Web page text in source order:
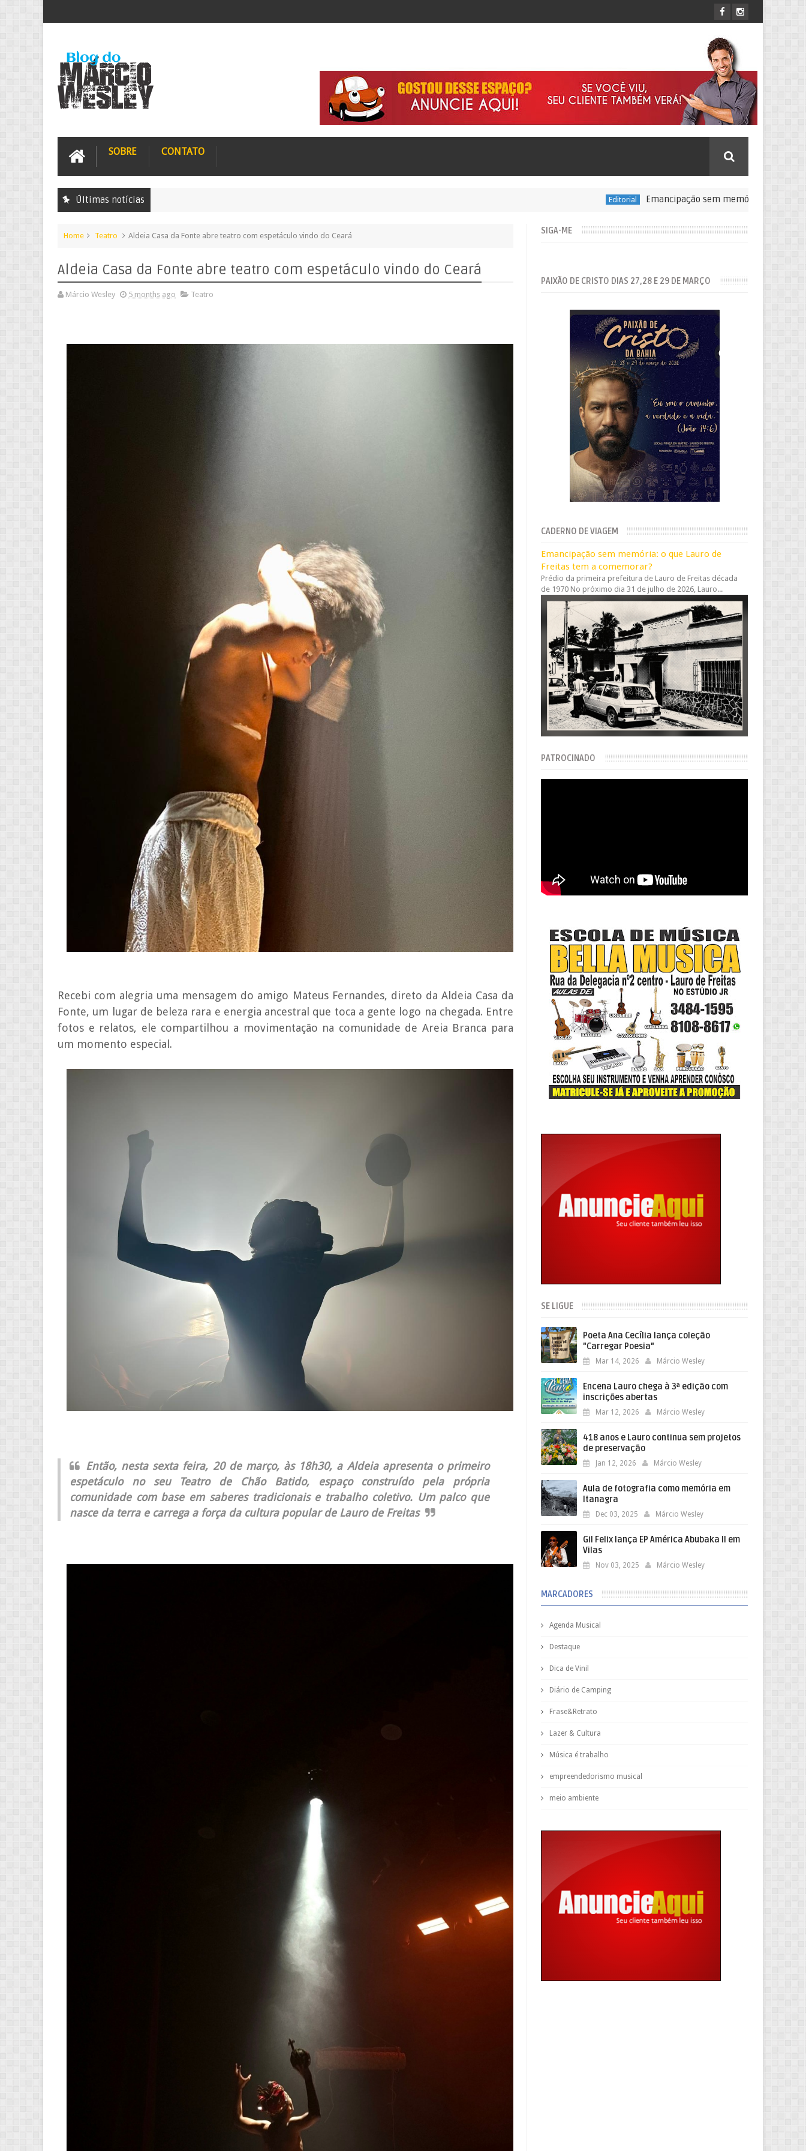
SOBRE CONTATO
Últimas notícias Emancipação sem memória: o que Lauro de
Home Teatro Aldeia Casa da Fonte abre teatro com espetáculo vindo do Ceará
Aldeia Casa da Fonte abre teatro com espetáculo vindo do Ceará
Márcio Wesley 5 months ago Teatro
Recebi com alegria uma mensagem do amigo Mateus Fernandes, direto da Aldeia Casa da
Fonte, um lugar de beleza rara e energia ancestral que toca a gente logo na chegada. Entre
fotos e relatos, ele compartilhou a movimentação na comunidade de Areia Branca para
um momento especial.
Então, nesta sexta feira, 20 de março, às 18h30, a Aldeia apresenta o primeiro
espetáculo no seu Teatro de Chão Batido, espaço construído pela própria
comunidade com base em saberes tradicionais e trabalho coletivo. Um palco que
nasce da terra e carrega a força da cultura popular de Lauro de Freitas
SIGA-ME
PAIXÃO DE CRISTO DIAS 27,28 E 29 DE MARÇO
CADERNO DE VIAGEM
Emancipação sem memória: o que Lauro de
Freitas tem a comemorar?
Prédio da primeira prefeitura de Lauro de Freitas década
de 1970 No próximo dia 31 de julho de 2026, Lauro...
PATROCINADO
SE LIGUE
Poeta Ana Cecília lança coleção
"Carregar Poesia"
Mar 14, 2026 Márcio Wesley
Encena Lauro chega à 3ª edição com
inscrições abertas
Mar 12, 2026 Márcio Wesley
418 anos e Lauro continua sem projetos
de preservação
Jan 12, 2026 Márcio Wesley
Aula de fotografia como memória em
Itanagra
Dec 03, 2025 Márcio Wesley
Gil Felix lança EP América Abubaka II em
Vilas
Nov 03, 2025 Márcio Wesley
MARCADORES
Agenda Musical
Destaque
Dica de Vinil
Diário de Camping
Frase&Retrato
Lazer & Cultura
Música é trabalho
empreendedorismo musical
meio ambiente